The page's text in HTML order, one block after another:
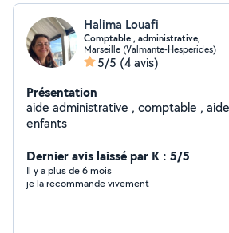
Halima Louafi
Comptable , administrative,
Marseille (Valmante-Hesperides)
5/5 (4 avis)
Présentation
aide administrative , comptable ,
enfants
Dernier avis laissé par K : 5/5
Il y a plus de 6 mois
je la recommande vivement